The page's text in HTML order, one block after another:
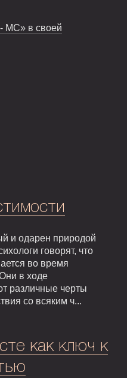
MC» в своей
и одарен природой
говорят, что
во время
в ходе
различные черты
со всяким ч...
как ключ к